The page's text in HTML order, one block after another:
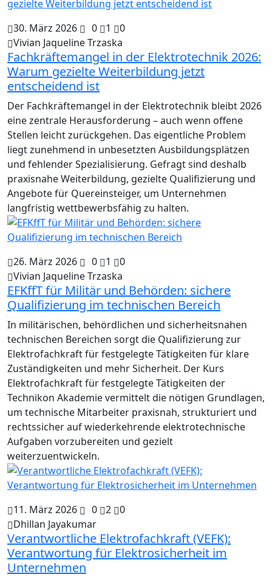
30. März 2026 0 1
0
Vivian Jaqueline Trzaska
Fachkräftemangel in der Elektrotechnik 2026:
Warum gezielte Weiterbildung jetzt
entscheidend ist
Der Fachkräftemangel in der Elektrotechnik bleibt 2026
eine zentrale Herausforderung – auch wenn offene
Stellen leicht zurückgehen. Das eigentliche Problem
liegt zunehmend in unbesetzten Ausbildungsplätzen
und fehlender Spezialisierung. Gefragt sind deshalb
praxisnahe Weiterbildung, gezielte Qualifizierung und
Angebote für Quereinsteiger, um Unternehmen
langfristig wettbewerbsfähig zu halten.
26. März 2026 0 1
0
Vivian Jaqueline Trzaska
EFKffT für Militär und Behörden: sichere
Qualifizierung im technischen Bereich
In militärischen, behördlichen und sicherheitsnahen
technischen Bereichen sorgt die Qualifizierung zur
Elektrofachkraft für festgelegte Tätigkeiten für klare
Zuständigkeiten und mehr Sicherheit. Der Kurs
Elektrofachkraft für festgelegte Tätigkeiten der
Technikon Akademie vermittelt die nötigen Grundlagen,
um technische Mitarbeiter praxisnah, strukturiert und
rechtssicher auf wiederkehrende elektrotechnische
Aufgaben vorzubereiten und gezielt
weiterzuentwickeln.
11. März 2026 0 2
0
Dhillan Jayakumar
Verantwortliche Elektrofachkraft (VEFK):
Verantwortung für Elektrosicherheit im
Unternehmen